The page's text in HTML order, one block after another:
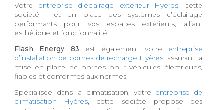
Votre entreprise d’éclairage extérieur Hyères, cette
société met en place des systèmes d’éclairage
performants pour vos espaces extérieurs, alliant
esthétique et fonctionnalité.
Flash Energy 83 est également votre entreprise
d’installation de bornes de recharge Hyères , assurant la
mise en place de bornes pour véhicules électriques,
fiables et conformes aux normes.
Spécialisée dans la climatisation, votre entreprise de
climatisation Hyères , cette société propose des